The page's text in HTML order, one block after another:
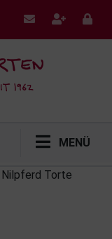
MENÜ
Nilpferd Torte